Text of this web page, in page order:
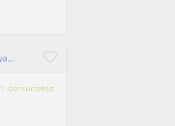
İlkokul düzeyinde her derste eğitim verebilecek ve temel okuma yazmaya destek verebilecek sınıf öğretmeni
1. ders ücretsiz